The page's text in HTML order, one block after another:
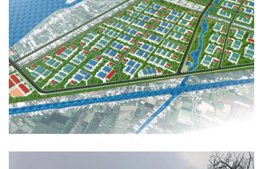
KHU CÔNG NGHIỆP BÌNH TÂN
HẠ TẦNG KỸ THUẬT, QUY HOẠCH - KIẾN TRÚC